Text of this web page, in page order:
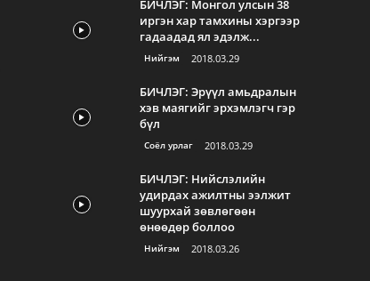
БИЧЛЭГ: Монгол улсын 38
иргэн хар тамхины хэргээр
гадаадад ял эдэлж...
Нийгэм 2018.03.29
БИЧЛЭГ: Эрүүл амьдралын
хэв маягийг эрхэмлэгч гэр
бүл
Соёл урлаг 2018.03.29
БИЧЛЭГ: Нийслэлийн
удирдах ажилтны ээлжит
шуурхай зөвлөгөөн
өнөөдөр боллоо
Нийгэм 2018.03.26